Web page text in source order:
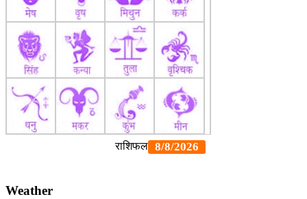
Weather